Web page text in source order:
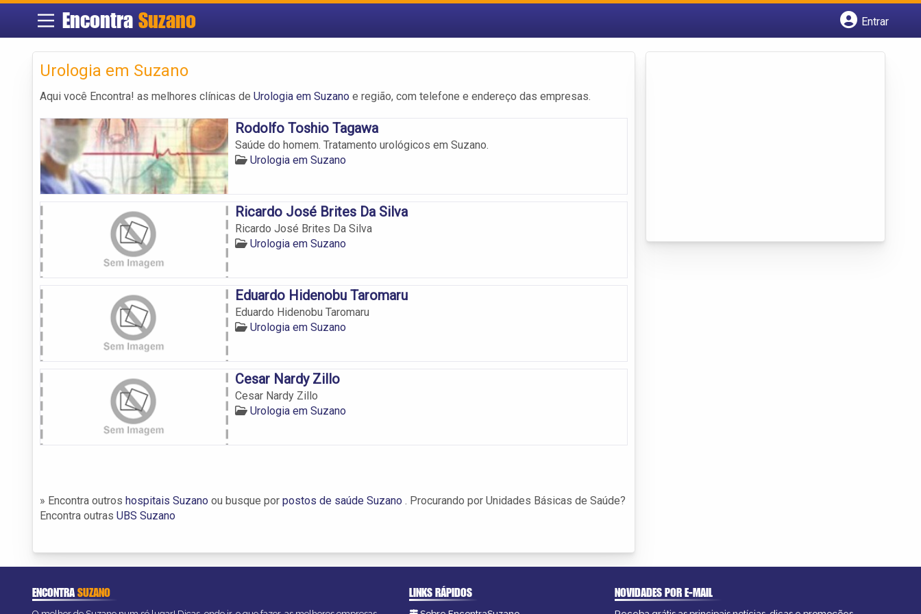
Encontra Suzano
Entrar
Urologia em Suzano
Aqui você Encontra! as melhores clínicas de Urologia em Suzano e região, com telefone e endereço das empresas.
Rodolfo Toshio Tagawa
Saúde do homem. Tratamento urológicos em Suzano.
Urologia em Suzano
Ricardo José Brites Da Silva
Ricardo José Brites Da Silva
Urologia em Suzano
Eduardo Hidenobu Taromaru
Eduardo Hidenobu Taromaru
Urologia em Suzano
Cesar Nardy Zillo
Cesar Nardy Zillo
Urologia em Suzano
» Encontra outros hospitais Suzano ou busque por postos de saúde Suzano . Procurando por Unidades Básicas de Saúde?
Encontra outras UBS Suzano
ENCONTRASUZANO LINKS RÁPIDOS NOVIDADES POR E-MAIL